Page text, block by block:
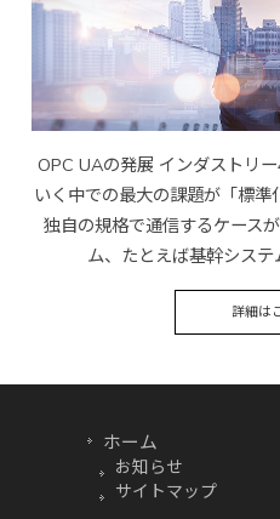
OPC UAの発展 インダストリ
いく中での最大の課題が「標
独自の規格で通信するケース
ム、たとえば基幹システ
詳細は
ホーム
お知らせ
サイトマップ